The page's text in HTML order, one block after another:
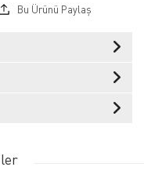
Bu Ürünü Paylaş